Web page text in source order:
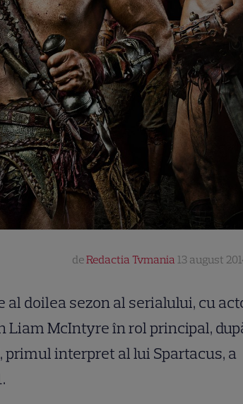
deRedactia Tvmania 13 august
al doilea sezon al serialului, cu
Liam McIntyre în rol principal,
interpret al lui Spartacus, a